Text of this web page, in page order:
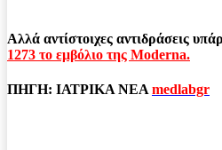
Αλλά αντίστοιχες αντιδράσεις
1273 το εμβόλιο της Moderna.
ΠΗΓΗ: ΙΑΤΡΙΚΑ ΝΕΑ medlabgr